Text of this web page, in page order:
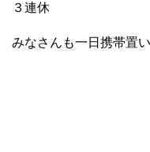
３連休
みなさんも一日携帯置